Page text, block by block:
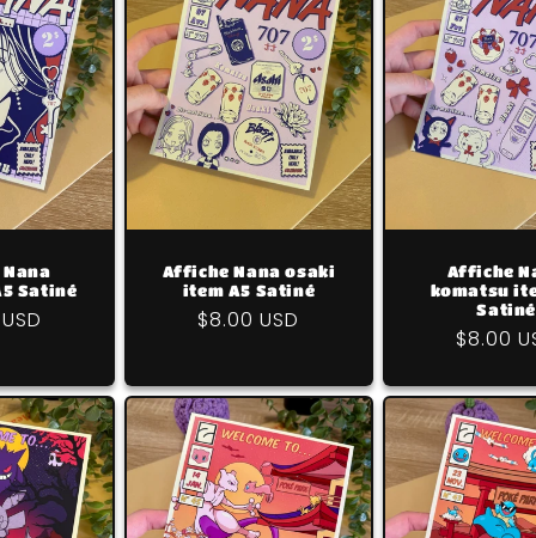
Satiné
Affiche Nana osaki
item A5 Satiné
Prix
$8.00 USD
Affiche
komatsu
Satiné
Prix
$8.00